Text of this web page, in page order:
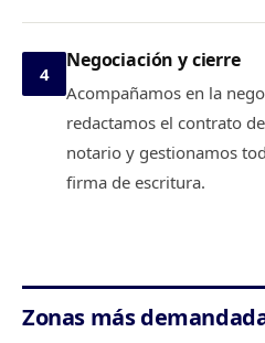
4
Negociación y cierre
Acompañamos en la
redactamos el contrato
notario y gestionamos
firma de escritura.
Zonas más